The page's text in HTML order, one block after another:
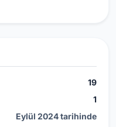
19
1
Eylül 2024 tarihinde